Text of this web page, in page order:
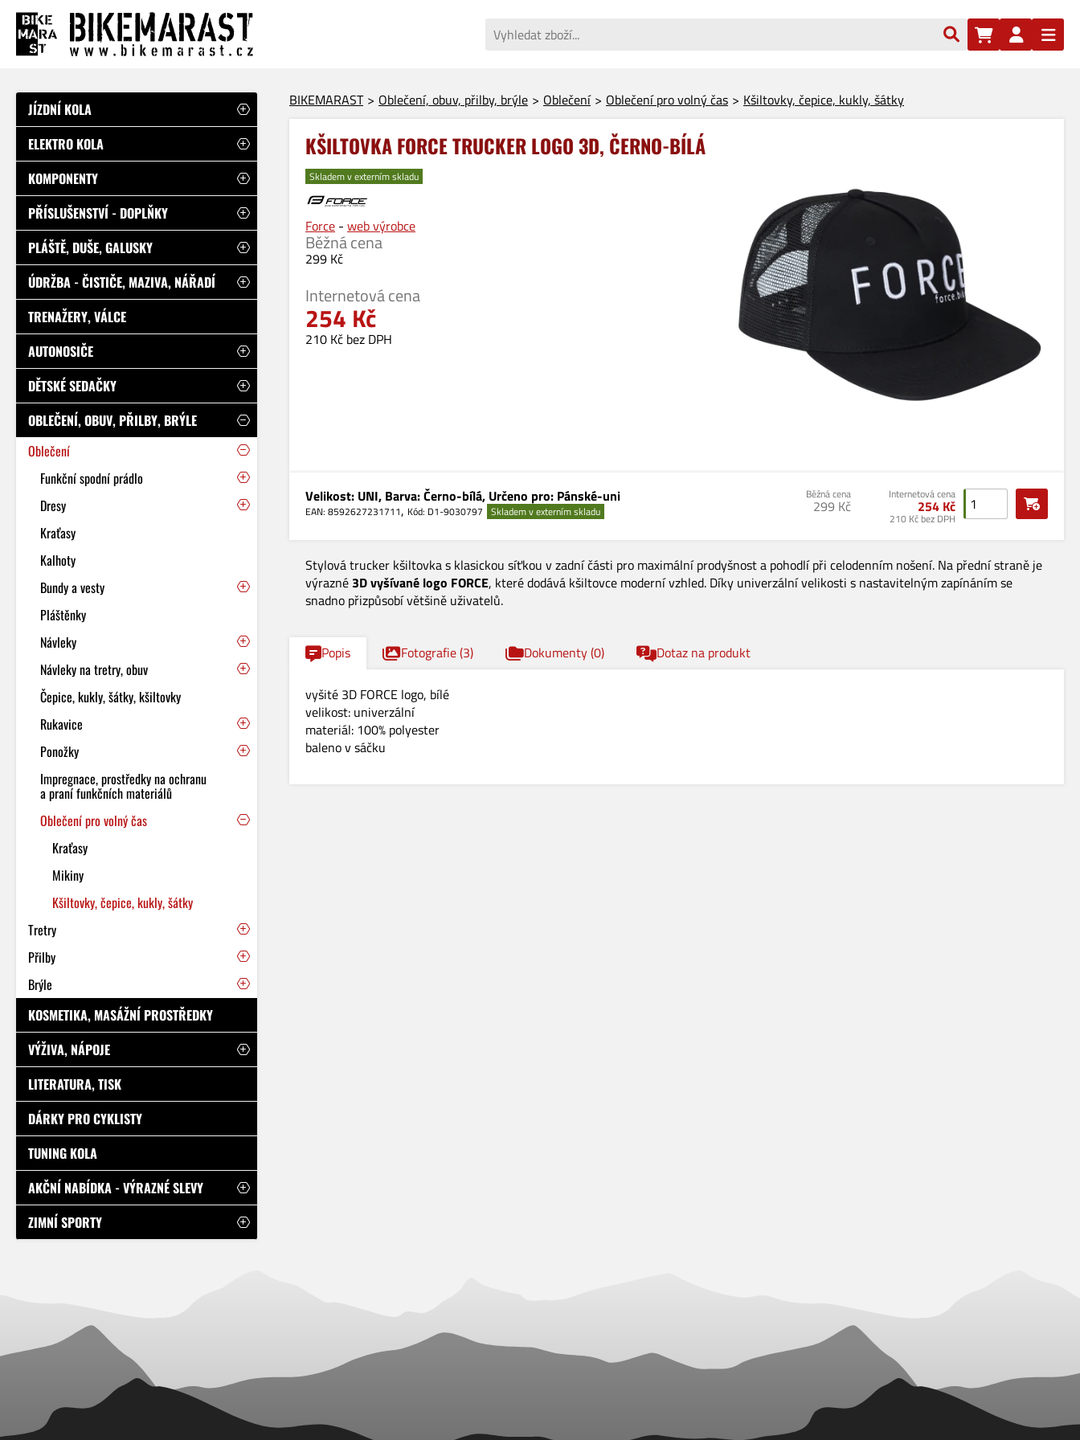
JÍZDNÍ KOLA
ELEKTRO KOLA
KOMPONENTY
PŘÍSLUŠENSTVÍ - DOPLŇKY
PLÁŠTĚ, DUŠE, GALUSKY
ÚDRŽBA - ČISTIČE, MAZIVA, NÁŘADÍ
TRENAŽERY, VÁLCE
AUTONOSIČE
DĚTSKÉ SEDAČKY
OBLEČENÍ, OBUV, PŘILBY, BRÝLE
Oblečení
Funkční spodní prádlo
Dresy
Kraťasy
Kalhoty
Bundy a vesty
Pláštěnky
Návleky
Návleky na tretry, obuv
Čepice, kukly, šátky, kšiltovky
Rukavice
Ponožky
Impregnace, prostředky na ochranu
a praní funkčních materiálů
Oblečení pro volný čas
Kraťasy
Mikiny
Kšiltovky, čepice, kukly, šátky
Tretry
Přilby
Brýle
KOSMETIKA, MASÁŽNÍ PROSTŘEDKY
VÝŽIVA, NÁPOJE
LITERATURA, TISK
DÁRKY PRO CYKLISTY
TUNING KOLA
AKČNÍ NABÍDKA - VÝRAZNÉ SLEVY
ZIMNÍ SPORTY
BIKEMARAST Oblečení, obuv, přilby, brýle Oblečení Oblečení pro volný čas Kšiltovky, čepice, kukly, šátky
KŠILTOVKA FORCE TRUCKER LOGO 3D, ČERNO-BÍLÁ
Skladem v externím skladu
Force - web výrobce
Běžná cena
299 Kč
Internetová cena
254 Kč
210 Kč bez DPH
Velikost: UNI, Barva: Černo-bílá, Určeno pro: Pánské-uni
EAN: 8592627231711, Kód: D1-9030797 Skladem v externím skladu
Běžná cena
299 Kč
Internetová cena
254 Kč
210 Kč bez DPH
Stylová trucker kšiltovka s klasickou síťkou v zadní části pro maximální prodyšnost a pohodlí při celodenním nošení. Na přední straně je
výrazné 3D vyšívané logo FORCE, které dodává kšiltovce moderní vzhled. Díky univerzální velikosti s nastavitelným zapínáním se
snadno přizpůsobí většině uživatelů.
Popis Fotografie (3) Dokumenty (0) Dotaz na produkt
vyšité 3D FORCE logo, bílé
velikost: univerzální
materiál: 100% polyester
baleno v sáčku